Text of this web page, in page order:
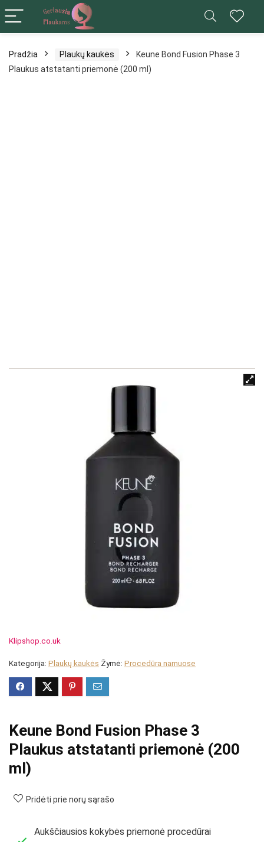
Pradžia Plaukų kaukės
Keune Bond Fusion Phase 3
Plaukus atstatanti priemonė (200 ml)
Klipshop.co.uk
Kategorija: Plaukų kaukės Žymė: Procedūra namuose
Keune Bond Fusion Phase 3
Plaukus atstatanti priemonė (200
ml)
Pridėti prie norų sąrašo
Aukščiausios kokybės priemonė procedūrai